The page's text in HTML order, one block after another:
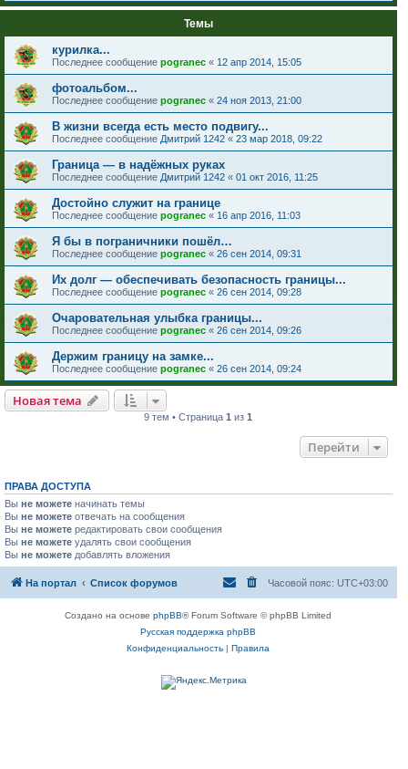
Темы
курилка...
Последнее сообщение pogranec « 12 апр 2014, 15:05
фотоальбом...
Последнее сообщение pogranec « 24 ноя 2013, 21:00
В жизни всегда есть место подвигу...
Последнее сообщение Дмитрий 1242 « 23 мар 2018, 09:22
Граница — в надёжных руках
Последнее сообщение Дмитрий 1242 « 01 окт 2016, 11:25
Достойно служит на границе
Последнее сообщение pogranec « 16 апр 2016, 11:03
Я бы в пограничники пошёл…
Последнее сообщение pogranec « 26 сен 2014, 09:31
Их долг — обеспечивать безопасность границы...
Последнее сообщение pogranec « 26 сен 2014, 09:28
Очаровательная улыбка границы...
Последнее сообщение pogranec « 26 сен 2014, 09:26
Держим границу на замке...
Последнее сообщение pogranec « 26 сен 2014, 09:24
Новая тема
9 тем • Страница1 из1
Перейти
ПРАВА ДОСТУПА
Вы не можете начинать темы
Вы не можете отвечать на сообщения
Вы не можете редактировать свои сообщения
Вы не можете удалять свои сообщения
Вы не можете добавлять вложения
На портал Список форумов Часовой пояс: UTC+03:00
Создано на основеphpBB® Forum Software © phpBB Limited
Русская поддержка phpBB
Конфиденциальность |Правила